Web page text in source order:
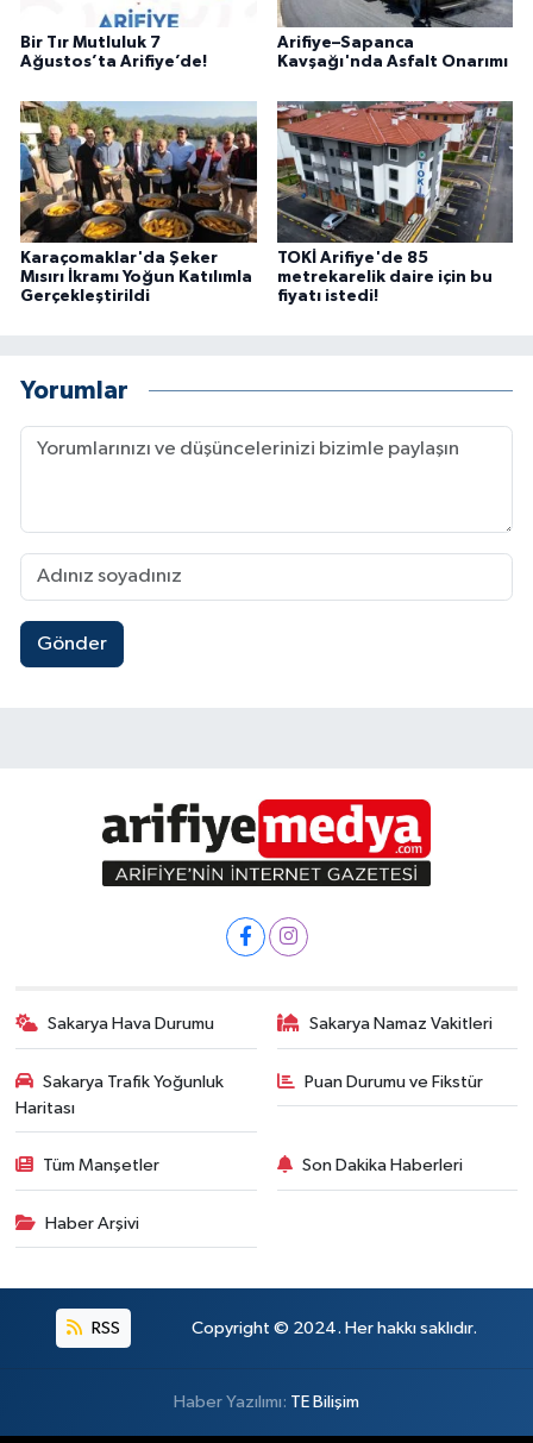
Bir Tır Mutluluk 7
Ağustos’ta Arifiye’de!
Arifiye–Sapanca
Kavşağı'nda Asfalt Onarımı
Karaçomaklar'da Şeker
Mısırı İkramı Yoğun Katılımla
Gerçekleştirildi
TOKİ Arifiye'de 85
metrekarelik daire için bu
fiyatı istedi!
Yorumlar
Gönder
Sakarya Hava Durumu Sakarya Namaz Vakitleri
Sakarya Trafik Yoğunluk
Haritası
Puan Durumu ve Fikstür
Tüm Manşetler Son Dakika Haberleri
Haber Arşivi
RSS Copyright © 2024. Her hakkı saklıdır.
Haber Yazılımı: TE Bilişim